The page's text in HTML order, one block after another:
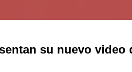
su nuevo video